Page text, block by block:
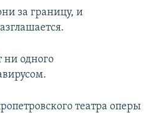
за границу, и
ни одного
театра оперы